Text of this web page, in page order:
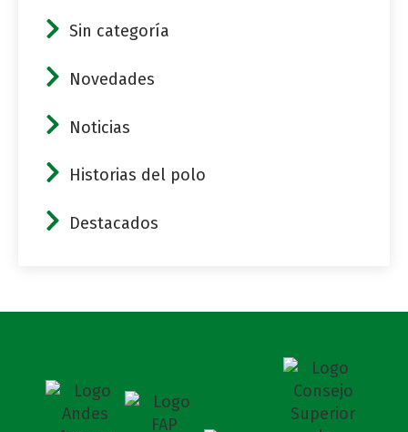
Sin categoría
Novedades
Noticias
Historias del polo
Destacados